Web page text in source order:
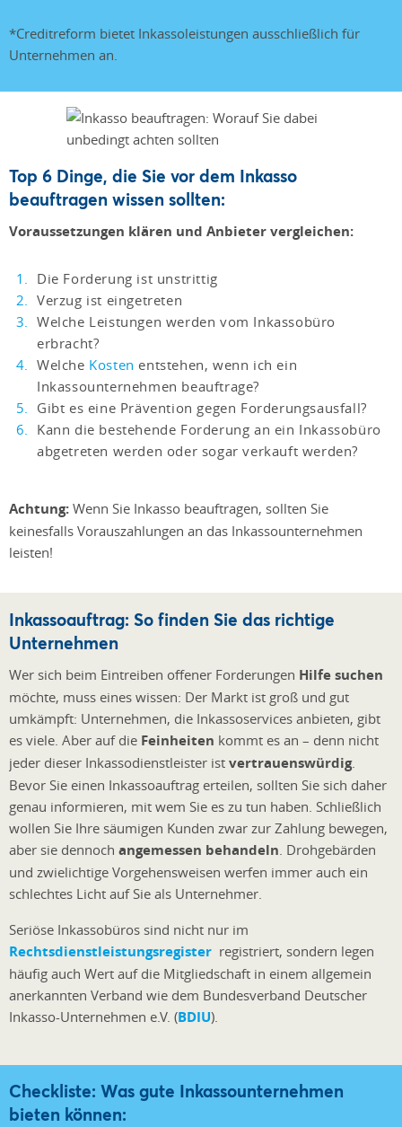
*Creditreform bietet Inkassoleistungen ausschließlich für
Unternehmen an.
Top 6 Dinge, die Sie vor dem Inkasso
beauftragen wissen sollten:
Voraussetzungen klären und Anbieter vergleichen:
Die Forderung ist unstrittig
Verzug ist eingetreten
Welche Leistungen werden vom Inkassobüro
erbracht?
Welche Kosten entstehen, wenn ich ein
Inkassounternehmen beauftrage?
Gibt es eine Prävention gegen Forderungsausfall?
Kann die bestehende Forderung an ein Inkassobüro
abgetreten werden oder sogar verkauft werden?
Achtung: Wenn Sie Inkasso beauftragen, sollten Sie
keinesfalls Vorauszahlungen an das Inkassounternehmen
leisten!
Inkassoauftrag: So finden Sie das richtige
Unternehmen
Wer sich beim Eintreiben offener Forderungen Hilfe suchen
möchte, muss eines wissen: Der Markt ist groß und gut
umkämpft: Unternehmen, die Inkassoservices anbieten, gibt
es viele. Aber auf die Feinheiten kommt es an – denn nicht
jeder dieser Inkassodienstleister ist vertrauenswürdig.
Bevor Sie einen Inkassoauftrag erteilen, sollten Sie sich daher
genau informieren, mit wem Sie es zu tun haben. Schließlich
wollen Sie Ihre säumigen Kunden zwar zur Zahlung bewegen,
aber sie dennoch angemessen behandeln . Drohgebärden
und zwielichtige Vorgehensweisen werfen immer auch ein
schlechtes Licht auf Sie als Unternehmer.
Seriöse Inkassobüros sind nicht nur im
Rechtsdienstleistungsregister registriert, sondern legen
häufig auch Wert auf die Mitgliedschaft in einem allgemein
anerkannten Verband wie dem Bundesverband Deutscher
Inkasso-Unternehmen e.V. (BDIU).
Checkliste: Was gute Inkassounternehmen
bieten können: